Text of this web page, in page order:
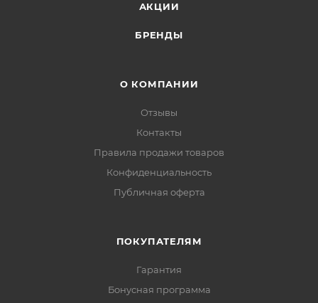
АКЦИИ
БРЕНДЫ
О КОМПАНИИ
Отзывы
Контакты
Правила продажи товаров
Конфиденциальность
Публичная оферта
ПОКУПАТЕЛЯМ
Гарантия
Бонусная программа